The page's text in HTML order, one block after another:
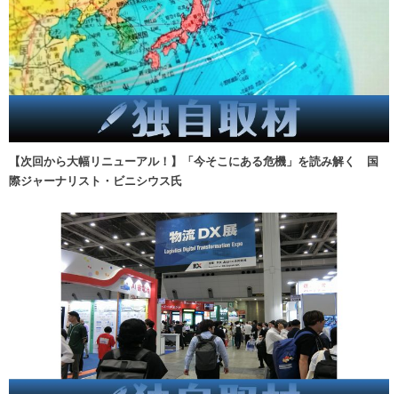
【次回から大幅リニューアル！】「今そこにある危機」を読み解く 国
際ジャーナリスト・ビニシウス氏